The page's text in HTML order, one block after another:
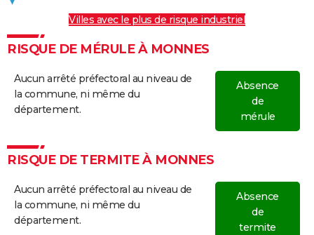
Villes avec le plus de risque industriel
RISQUE DE MÉRULE À MONNES
Aucun arrêté préfectoral au niveau de
la commune, ni même du
département.
Absence
de
mérule
RISQUE DE TERMITE À MONNES
Aucun arrêté préfectoral au niveau de
la commune, ni même du
département.
Absence
de
termite